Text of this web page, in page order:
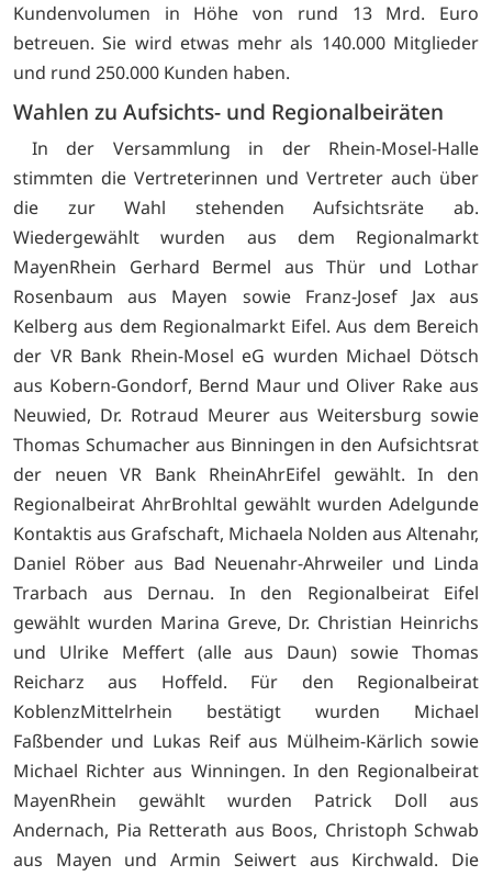
Kundenvolumen in Höhe von rund 13 Mrd. Euro
betreuen. Sie wird etwas mehr als 140.000 Mitglieder
und rund 250.000 Kunden haben.
Wahlen zu Aufsichts- und Regionalbeiräten
In der Versammlung in der Rhein-Mosel-Halle
stimmten die Vertreterinnen und Vertreter auch über
die zur Wahl stehenden Aufsichtsräte ab.
Wiedergewählt wurden aus dem Regionalmarkt
MayenRhein Gerhard Bermel aus Thür und Lothar
Rosenbaum aus Mayen sowie Franz-Josef Jax aus
Kelberg aus dem Regionalmarkt Eifel. Aus dem Bereich
der VR Bank Rhein-Mosel eG wurden Michael Dötsch
aus Kobern-Gondorf, Bernd Maur und Oliver Rake aus
Neuwied, Dr. Rotraud Meurer aus Weitersburg sowie
Thomas Schumacher aus Binningen in den Aufsichtsrat
der neuen VR Bank RheinAhrEifel gewählt. In den
Regionalbeirat AhrBrohltal gewählt wurden Adelgunde
Kontaktis aus Grafschaft, Michaela Nolden aus Altenahr,
Daniel Röber aus Bad Neuenahr-Ahrweiler und Linda
Trarbach aus Dernau. In den Regionalbeirat Eifel
gewählt wurden Marina Greve, Dr. Christian Heinrichs
und Ulrike Meffert (alle aus Daun) sowie Thomas
Reicharz aus Hoffeld. Für den Regionalbeirat
KoblenzMittelrhein bestätigt wurden Michael
Faßbender und Lukas Reif aus Mülheim-Kärlich sowie
Michael Richter aus Winningen. In den Regionalbeirat
MayenRhein gewählt wurden Patrick Doll aus
Andernach, Pia Retterath aus Boos, Christoph Schwab
aus Mayen und Armin Seiwert aus Kirchwald. Die